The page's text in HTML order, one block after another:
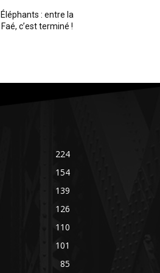
: entre la
c’est terminé !
224
154
139
126
110
101
85